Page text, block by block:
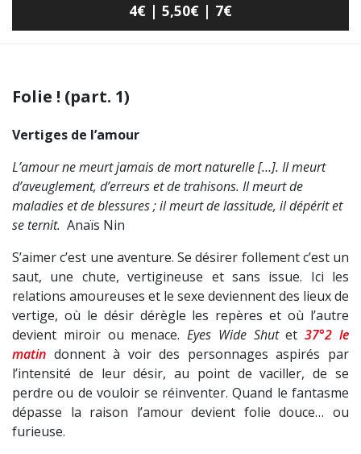
4€ | 5,50€ | 7€
Folie ! (part. 1)
Vertiges de l’amour
L’amour ne meurt jamais de mort naturelle […]. Il meurt
d’aveuglement, d’erreurs et de trahisons. Il meurt de
maladies et de blessures ; il meurt de lassitude, il dépérit et
se ternit. Anaïs Nin
S’aimer c’est une aventure. Se désirer follement c’est un
saut, une chute, vertigineuse et sans issue. Ici les
relations amoureuses et le sexe deviennent des lieux de
vertige, où le désir dérègle les repères et où l’autre
devient miroir ou menace.Eyes Wide Shutet37°2 le
matin donnent à voir des personnages aspirés par
l’intensité de leur désir, au point de vaciller, de se
perdre ou de vouloir se réinventer. Quand le fantasme
dépasse la raison l’amour devient folie douce… ou
furieuse.